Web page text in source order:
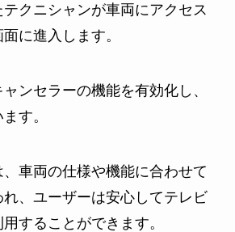
クニシャンが車両にアクセス
に進入します。
ンセラーの機能を有効化し、
す。
車両の仕様や機能に合わせて
、ユーザーは安心してテレビ
することができます。